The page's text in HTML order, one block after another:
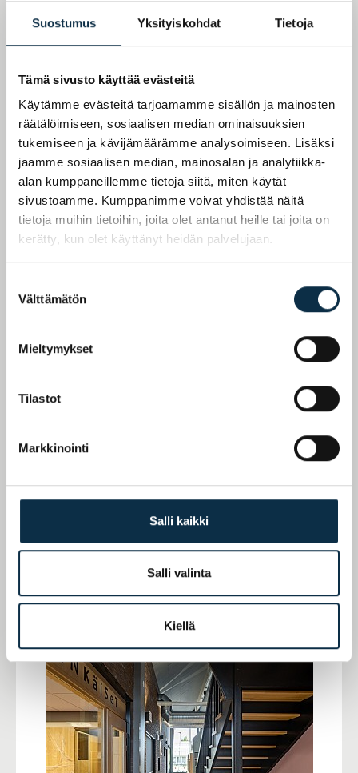
Suostumus Yksityiskohdat Tietoja
Tämä sivusto käyttää evästeitä
Käytämme evästeitä tarjoamamme sisällön ja mainosten
räätälöimiseen, sosiaalisen median ominaisuuksien
tukemiseen ja kävijämäärämme analysoimiseen. Lisäksi
jaamme sosiaalisen median, mainosalan ja analytiikka-
alan kumppaneillemme tietoja siitä, miten käytät
sivustoamme. Kumppanimme voivat yhdistää näitä
tietoja muihin tietoihin, joita olet antanut heille tai joita on
kerätty, kun olet käyttänyt heidän palvelujaan.
valinta
Välttämätön
Mieltymykset
Tilastot
Markkinointi
Salli kaikki
Salli valinta
Kiellä